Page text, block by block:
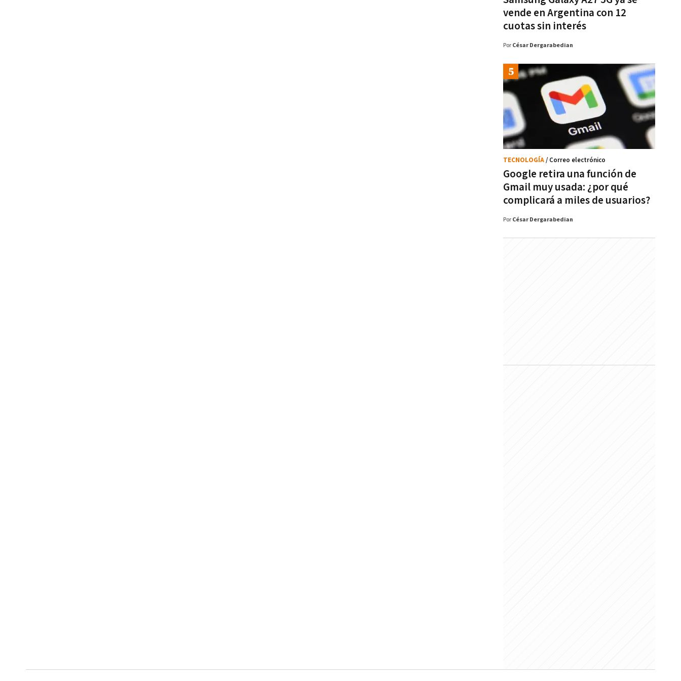
vende en Argentina con 12
cuotas sin interés
Por César Dergarabedian
Google retira una función de
Gmail muy usada: ¿por qué
complicará a miles de usuarios?
TECNOLOGÍA/ Correo electrónico
Por César Dergarabedian